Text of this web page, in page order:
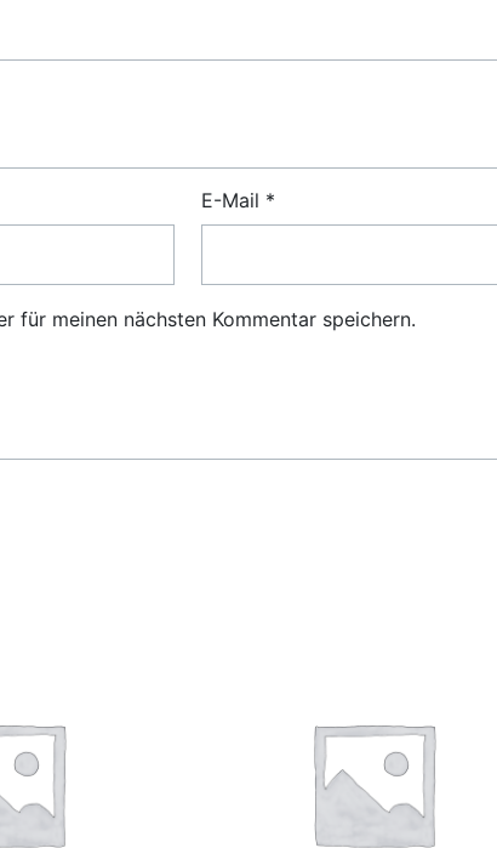
E-Mail *
für meinen nächsten Kommentar speichern.